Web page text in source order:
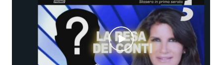
News Spettacolo
Benessere Cucina e Ricette